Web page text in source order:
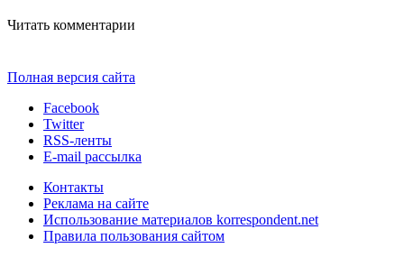
Читать комментарии
Полная версия сайта
Facebook
Twitter
RSS-ленты
E-mail рассылка
Контакты
Реклама на сайте
Использование материалов korrespondent.net
Правила пользования сайтом